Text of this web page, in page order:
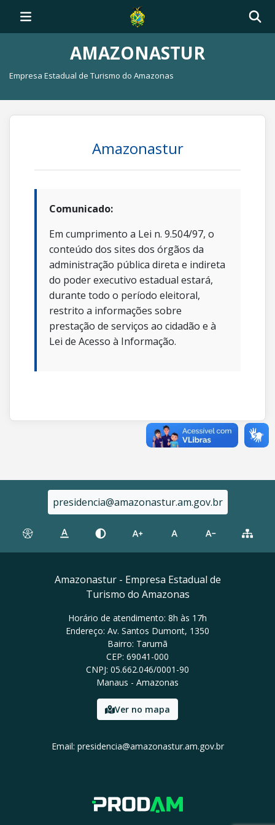
AMAZONASTUR
Empresa Estadual de Turismo do Amazonas
Amazonastur
Comunicado:
Em cumprimento a Lei n. 9.504/97, o
conteúdo dos sites dos órgãos da
administração pública direta e indireta
do poder executivo estadual estará,
durante todo o período eleitoral,
restrito a informações sobre
prestação de serviços ao cidadão e à
Lei de Acesso à Informação.
presidencia@amazonastur.am.gov.br
Amazonastur - Empresa Estadual de
Turismo do Amazonas
Horário de atendimento: 8h às 17h
Endereço: Av. Santos Dumont, 1350
Bairro: Tarumã
CEP: 69041-000
CNPJ: 05.662.046/0001-90
Manaus - Amazonas
Ver no mapa
Email: presidencia@amazonastur.am.gov.br